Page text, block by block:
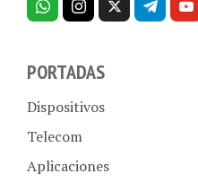
Dispositivos
Telecom
Aplicaciones
Internet